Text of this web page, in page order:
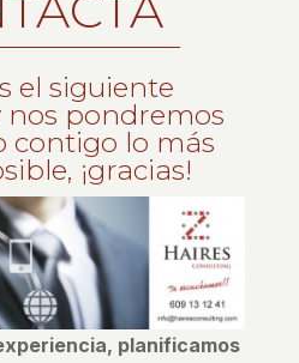
el siguiente
pondremos
contigo lo más
¡gracias!
planificamos